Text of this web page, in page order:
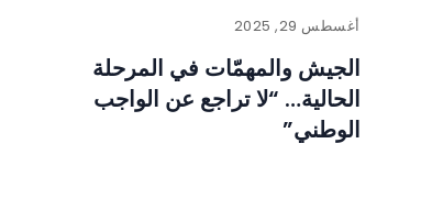
أغسطس 29, 2025
الجيش والمهمّات في المرحلة
الحالية… “لا تراجع عن الواجب
الوطني”